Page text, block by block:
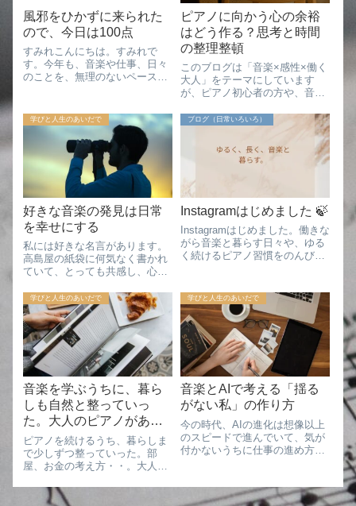
風邪をひかずに来られた
ので、今日は100点
すみれこんにちは。すみれで
す。今年も、音楽や仕事、日々
のことを、無理のないペースで
す☺️年末、何気なく見ていたテ
レビの中で、ふと耳に残った言
葉がありました。それが、今年
の始まりに、意外と...
ピアノに向かう心の余裕
はどう作る？思考と時間
の整理整頓
このブログは「音楽×感性×働く
大人」をテーマにしています
が、ピアノ初心者の方や、音楽
て綴っています。書き手は、音
大卒・企業勤めをしながら音楽
の学びを続ける、すみれです。
社会人して働いていると、仕事
学びと人生のあいだで
好きな音楽の発見は日常
を幸せにする
私には好きな名言があります。
高島屋の紙袋に何気なく書かれ
ていて、とっても共感し、心に
走の発見は、新しい星の発見よ
りも人々を幸せにする」The
discovery of a new dish does
more f...
ブログ（日常いろいろ）
Instagramはじめました 🍃
Instagramはじめました。働きな
がら音楽と暮らす日々や、ゆる
く続けるピアノ習慣をのんびり
学びと人生のあいだで
音楽を学ぶうちに、暮ら
しも自然と整っていっ
た。大人のピアノがある
日常
ピアノを続けるうち、暮らしま
で少しずつ整っていった。部
屋、お金の考え方・・。大人な
学びと人生のあいだで
音楽とAIで考える「揺る
がない私」の作り方
今の時代、AIの進化は想像以上
のスピードで進んでいて、気が
付かないうちに仕事の進め方や
「これは安全」──そんな記事を
よく見かけますが、実際には“安